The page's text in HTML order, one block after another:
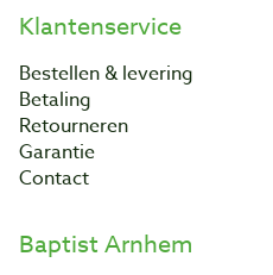
Klantenservice
Bestellen & levering
Betaling
Retourneren
Garantie
Contact
Baptist Arnhem